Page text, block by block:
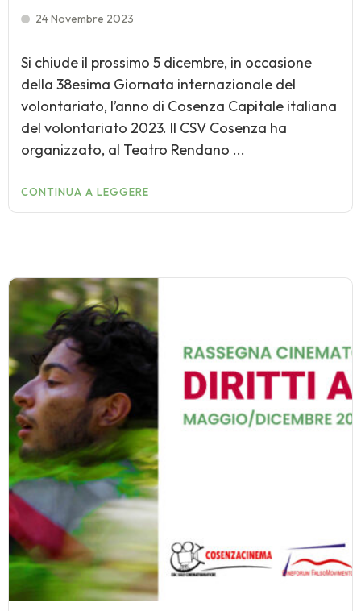
24 Novembre 2023
Si chiude il prossimo 5 dicembre, in occasione
della 38esima Giornata internazionale del
volontariato, l’anno di Cosenza Capitale italiana
del volontariato 2023. Il CSV Cosenza ha
organizzato, al Teatro Rendano ...
CONTINUA A LEGGERE